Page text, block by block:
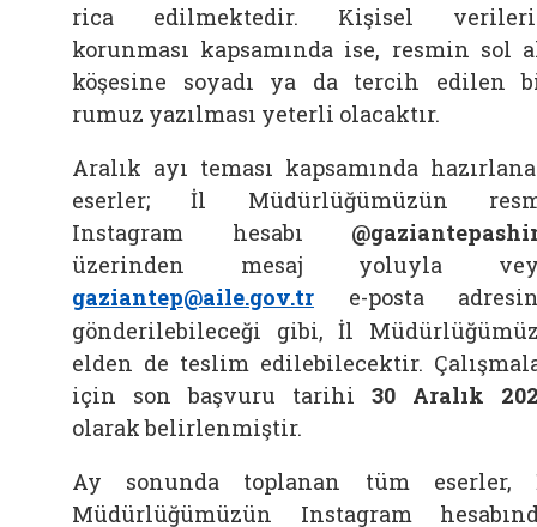
rica edilmektedir. Kişisel
korunması kapsamında ise, resmin sol
köşesine soyadı ya da tercih edilen
rumuz yazılması yeterli olacaktır.
Aralık ayı teması kapsamında
eserler; İl Müdürlüğümüzün
Instagram hesabı
üzerinden mesaj yoluyla
gaziantep@aile.gov.tr e-posta
gönderilebileceği gibi, İl
elden de teslim edilebilecektir.
için son başvuru tarihi 30 Aralık
olarak belirlenmiştir.
Ay sonunda toplanan tüm eserler,
Müdürlüğümüzün Instagram